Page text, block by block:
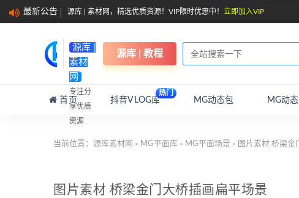
最新公告 源库 | 素材网，精选优质资源！VIP限时优惠中！ 立即加入VIP
源库 |
素材
网
专注分
享优质
资源
源库 | 教程
首页 抖音VLOG库
热门
MG动态包 MG动
当前位置： 源库素材网 > MG平面库 > MG平面场景 > 图片素材 桥梁金
图片素材 桥梁金门大桥插画扁平场景